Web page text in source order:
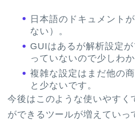
日本語のドキュメント
ない）。
GUIはあるが解析設定
っていないので少しわか
複雑な設定はまだ他の
と少ないです。
今後はこのような使いやすく
ができるツールが増えていっ